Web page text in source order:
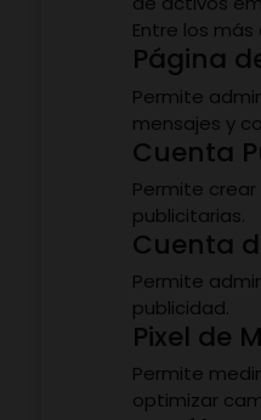
Entre los
Página
Permite
mensajes y
Cuenta
Permite
publicitarias.
Cuenta
Permite
publicidad.
Pixel de
Permite
optimizar